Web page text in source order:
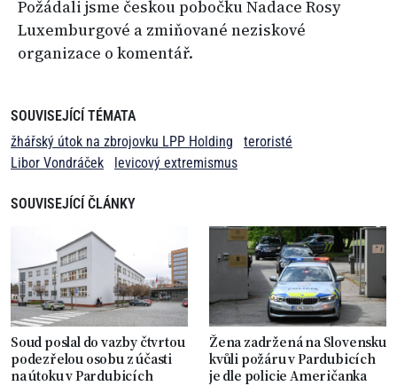
Požádali jsme českou pobočku Nadace Rosy
Luxemburgové a zmiňované neziskové
organizace o komentář.
SOUVISEJÍCÍ TÉMATA
žhářský útok na zbrojovku LPP Holding
teroristé
Libor Vondráček
levicový extremismus
SOUVISEJÍCÍ ČLÁNKY
Soud poslal do vazby čtvrtou
podezřelou osobu z účasti
na útoku v Pardubicích
Žena zadržená na Slovensku
kvůli požáru v Pardubicích
je dle policie Američanka